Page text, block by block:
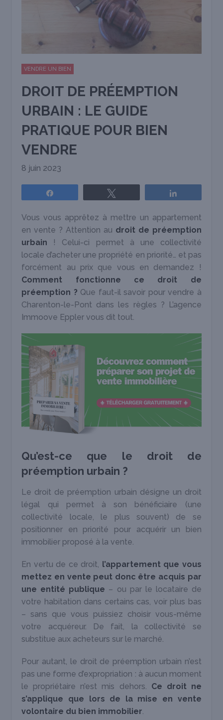
VENDRE UN BIEN
DROIT DE PRÉEMPTION
URBAIN : LE GUIDE
PRATIQUE POUR BIEN
VENDRE
8 juin 2023
Vous vous apprêtez à mettre un appartement
en vente ? Attention au droit de préemption
urbain ! Celui-ci permet à une collectivité
locale d’acheter une propriété en priorité… et pas
forcément au prix que vous en demandez !
Comment fonctionne ce droit de
préemption ? Que faut-il savoir pour vendre à
Charenton-le-Pont dans les règles ? L’agence
Immoove Eppler vous dit tout.
Qu’est-ce que le droit de
préemption urbain ?
Le droit de préemption urbain désigne un droit
légal qui permet à son bénéficiaire (une
collectivité locale, le plus souvent) de se
positionner en priorité pour acquérir un bien
immobilier proposé à la vente.
En vertu de ce droit, l’appartement que vous
mettez en vente peut donc être acquis par
une entité publique – ou par le locataire de
votre habitation dans certains cas, voir plus bas
– sans que vous puissiez choisir vous-même
votre acquéreur. De fait, la collectivité se
substitue aux acheteurs sur le marché.
Pour autant, le droit de préemption urbain n’est
pas une forme d’expropriation : à aucun moment
le propriétaire n’est mis dehors. Ce droit ne
s’applique que lors de la mise en vente
volontaire du bien immobilier